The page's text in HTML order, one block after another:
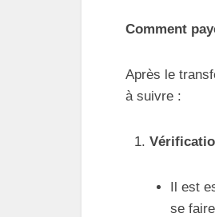
Comment
Après le
à suivre :
Il est
se